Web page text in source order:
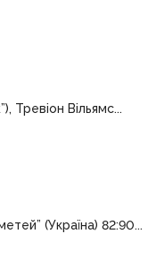
Тревіон Вільямс...
(Україна) 82:90...